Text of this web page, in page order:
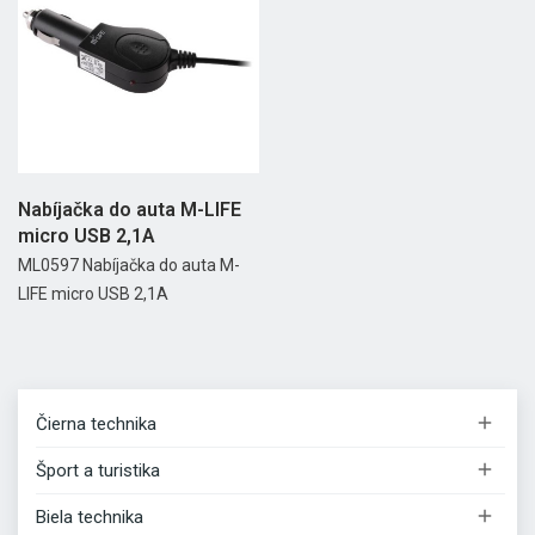
Čierna technika 
Šport a turistika 
Biela technika 
Nabíjačka do auta M-LIFE
micro USB 2,1A
ML0597 Nabíjačka do auta M-
LIFE micro USB 2,1A